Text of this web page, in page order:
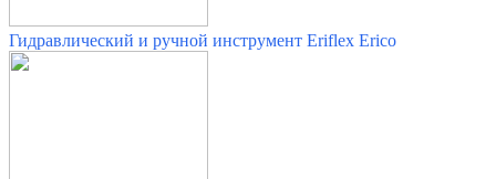
Гидравлический и ручной инструмент Eriflex Erico